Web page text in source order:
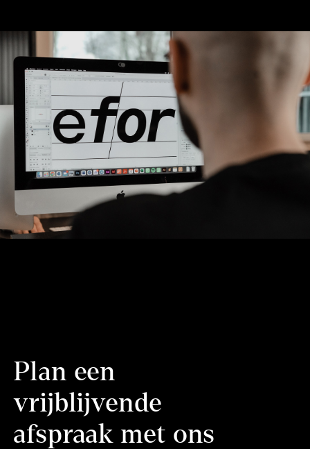
Plan een
vrijblijvende
afspraak met ons